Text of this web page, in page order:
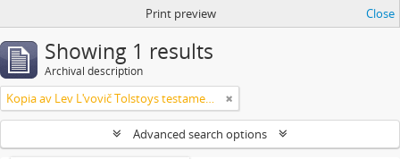
Print preview Close
Showing 1 results
Archival description
Kopia av Lev Lʹvovič Tolstoys testamente
Advanced search options